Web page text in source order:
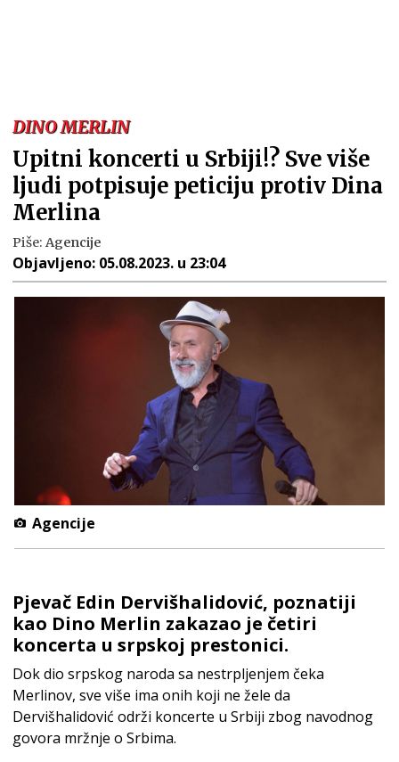
DINO MERLIN
Upitni koncerti u Srbiji!? Sve više
ljudi potpisuje peticiju protiv Dina
Merlina
Piše: Agencije
Objavljeno: 05.08.2023. u 23:04
Agencije
Pjevač Edin Dervišhalidović, poznatiji
kao Dino Merlin zakazao je četiri
koncerta u srpskoj prestonici.
Dok dio srpskog naroda sa nestrpljenjem čeka
Merlinov, sve više ima onih koji ne žele da
Dervišhalidović održi koncerte u Srbiji zbog navodnog
govora mržnje o Srbima.